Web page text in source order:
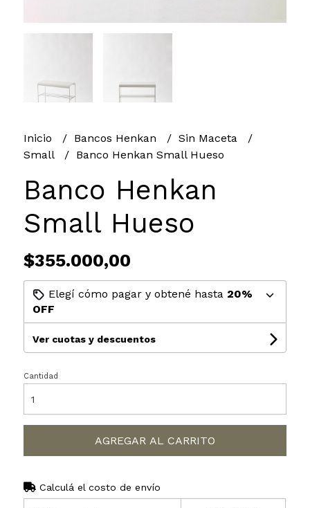
Inicio Bancos Henkan
Sin Maceta
Small
Banco Henkan Small Hueso
Banco Henkan
Small Hueso
$355.000,00
Elegí cómo pagar y obtené hasta 20%
OFF
Ver cuotas y descuentos
Cantidad
AGREGAR AL CARRITO
Calculá el costo de envío